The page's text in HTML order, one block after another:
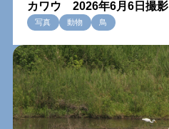
カワウ 2026年6月6日撮影
写真 動物 鳥